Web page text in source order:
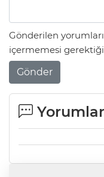
Gönderilen
içermemesi
Gönder